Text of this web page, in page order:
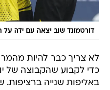
דורטמונד שוב יצאה עם ידה על
לא צריך כבר להיות מהמר
כדי לקבוע שהקבוצה של